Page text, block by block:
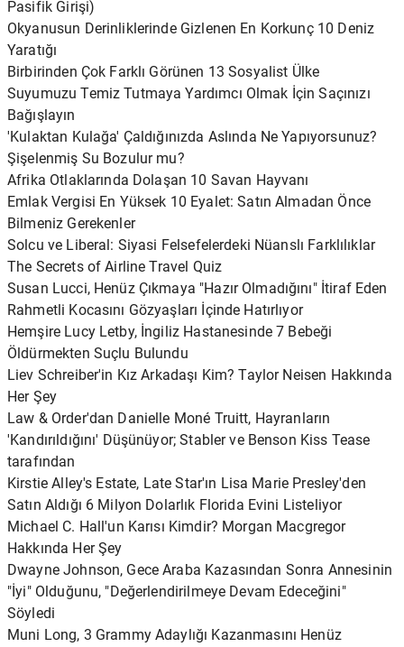
Pasifik Girişi)
Okyanusun Derinliklerinde Gizlenen En Korkunç 10 Deniz
Yaratığı
Birbirinden Çok Farklı Görünen 13 Sosyalist Ülke
Suyumuzu Temiz Tutmaya Yardımcı Olmak İçin Saçınızı
Bağışlayın
'Kulaktan Kulağa' Çaldığınızda Aslında Ne Yapıyorsunuz?
Şişelenmiş Su Bozulur mu?
Afrika Otlaklarında Dolaşan 10 Savan Hayvanı
Emlak Vergisi En Yüksek 10 Eyalet: Satın Almadan Önce
Bilmeniz Gerekenler
Solcu ve Liberal: Siyasi Felsefelerdeki Nüanslı Farklılıklar
The Secrets of Airline Travel Quiz
Susan Lucci, Henüz Çıkmaya "Hazır Olmadığını" İtiraf Eden
Rahmetli Kocasını Gözyaşları İçinde Hatırlıyor
Hemşire Lucy Letby, İngiliz Hastanesinde 7 Bebeği
Öldürmekten Suçlu Bulundu
Liev Schreiber'in Kız Arkadaşı Kim? Taylor Neisen Hakkında
Her Şey
Law & Order'dan Danielle Moné Truitt, Hayranların
'Kandırıldığını' Düşünüyor; Stabler ve Benson Kiss Tease
tarafından
Kirstie Alley's Estate, Late Star'ın Lisa Marie Presley'den
Satın Aldığı 6 Milyon Dolarlık Florida Evini Listeliyor
Michael C. Hall'un Karısı Kimdir? Morgan Macgregor
Hakkında Her Şey
Dwayne Johnson, Gece Araba Kazasından Sonra Annesinin
"İyi" Olduğunu, "Değerlendirilmeye Devam Edeceğini"
Söyledi
Muni Long, 3 Grammy Adaylığı Kazanmasını Henüz